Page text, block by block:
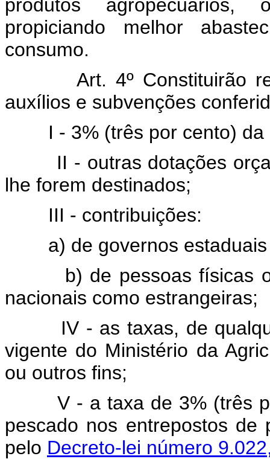
produtos agropecuários,
propiciando melhor
consumo.
Art. 4º Constituirão
auxílios e subvenções
I - 3% (três por cento)
II - outras dotações
lhe forem destinados;
III - contribuições:
a) de governos
b) de pessoas físicas
nacionais como estrangeiras;
IV - as taxas, de
vigente do Ministério da
ou outros fins;
V - a taxa de 3% (três
pescado nos entrepostos
pelo Decreto-lei número